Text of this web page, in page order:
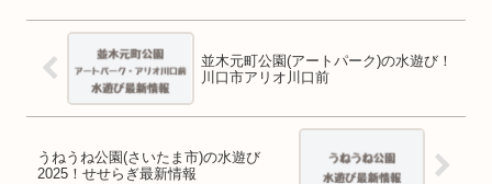
並木元町公園(アートパーク)の水遊び！
川口市アリオ川口前
うねうね公園(さいたま市)の水遊び
2025！せせらぎ最新情報